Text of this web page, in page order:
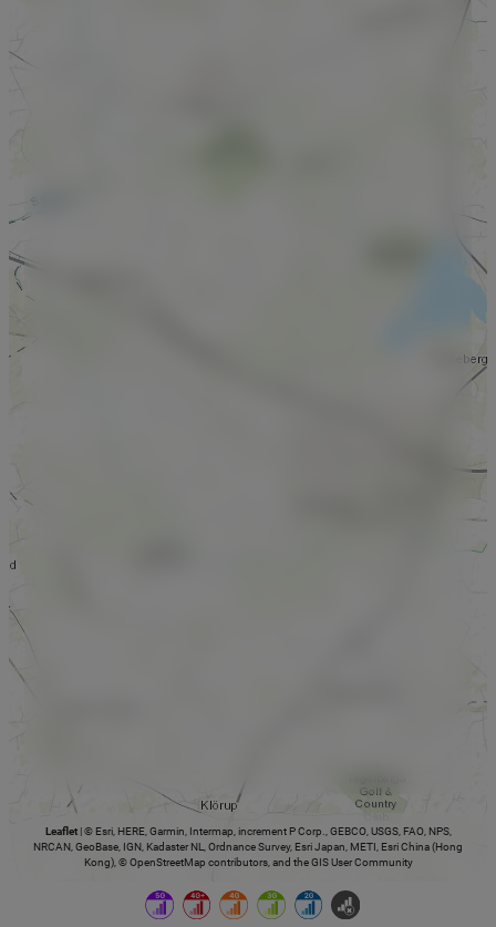
Leaflet |© Esri, HERE, Garmin, Intermap, increment P Corp., GEBCO, USGS, FAO, NPS,
NRCAN, GeoBase, IGN, Kadaster NL, Ordnance Survey, Esri Japan, METI, Esri China (Hong
Kong), © OpenStreetMap contributors, and the GIS User Community